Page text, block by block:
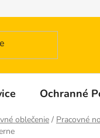
Ochranné
oblečenie / Pracovné